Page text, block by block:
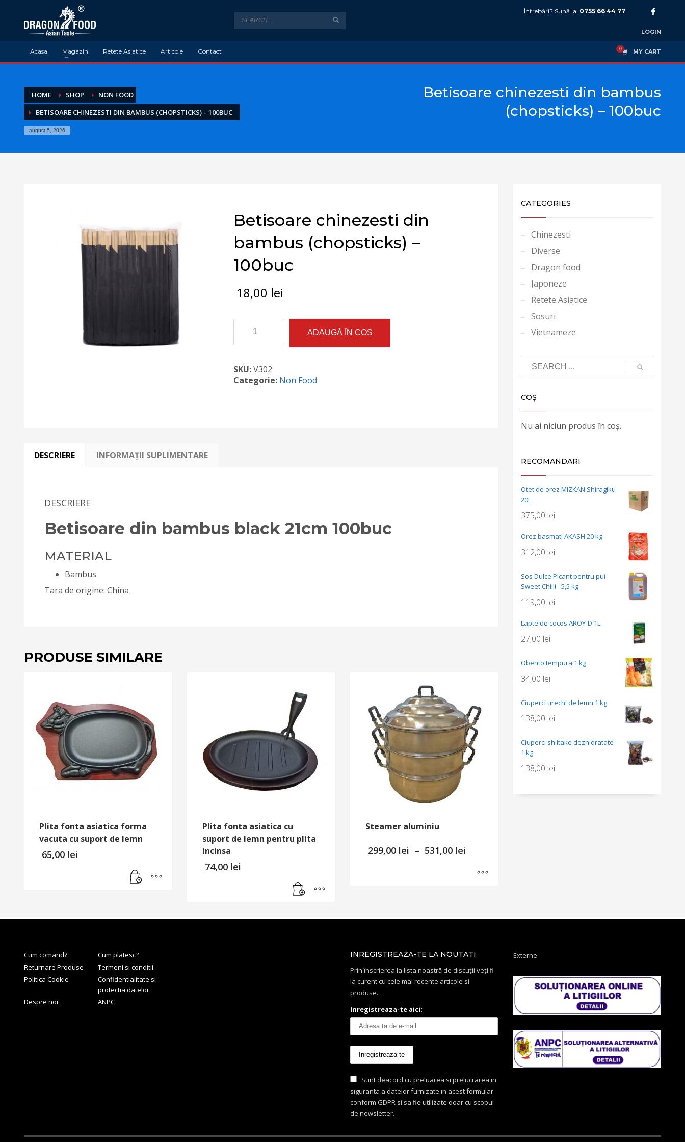
Întrebări? Sună la: 0755 66 44 77
LOGIN
Acasa Magazin Retete Asiatice Articole Contact MY CART
HOME SHOP
NON FOOD
BETISOARE CHINEZESTI DIN BAMBUS (CHOPSTICKS) – 100BUC
august 5, 2026
Betisoare chinezesti din bambus
(chopsticks) – 100buc
Betisoare chinezesti din
bambus (chopsticks) –
100buc
18,00 lei
Betisoare
chinezesti
bambus
(chopsticks)
ADAUGĂ ÎN COȘ
SKU:V302
Categorie: Non Food
DESCRIERE INFORMAȚII SUPLIMENTARE
DESCRIERE
Betisoare din bambus black 21cm 100buc
MATERIAL
Bambus
Tara de origine: China
PRODUSE SIMILARE
Plita fonta asiatica forma
vacuta cu suport de lemn
65,00 lei
Plita fonta asiatica cu
suport de lemn pentru plita
incinsa
74,00 lei
Steamer aluminiu
299,00 lei – 531,00 lei
prețuri:
299,00 lei
Opțiunile
pot
fi
alese
pagina
produsului.
CATEGORIES
Chinezesti
Diverse
Dragon food
Japoneze
Retete Asiatice
Sosuri
Vietnameze
COȘ
Nu ai niciun produs în coș.
RECOMANDARI
Otet de orez MIZKAN Shiragiku
20L
375,00 lei
Orez basmati AKASH 20 kg
312,00 lei
Sos Dulce Picant pentru pui
Sweet Chilli - 5,5 kg
119,00 lei
Lapte de cocos AROY-D 1L
27,00 lei
Obento tempura 1 kg
34,00 lei
Ciuperci urechi de lemn 1 kg
138,00 lei
Ciuperci shiitake dezhidratate -
1 kg
138,00 lei
Cum comand?
Cum platesc?
Returnare Produse
Termeni si conditii
Politica Cookie
Confidentialitate si
protectia datelor
Despre noi
ANPC
INREGISTREAZA-TE LA NOUTATI
Prin înscrierea la lista noastră de discuții veți fi
la curent cu cele mai recente articole si
produse.
Inregistreaza-te aici:
Sunt deacord cu preluarea si prelucrarea in
siguranta a datelor furnizate in acest formular
conform GDPR si sa fie utilizate doar cu scopul
de newsletter.
Externe: